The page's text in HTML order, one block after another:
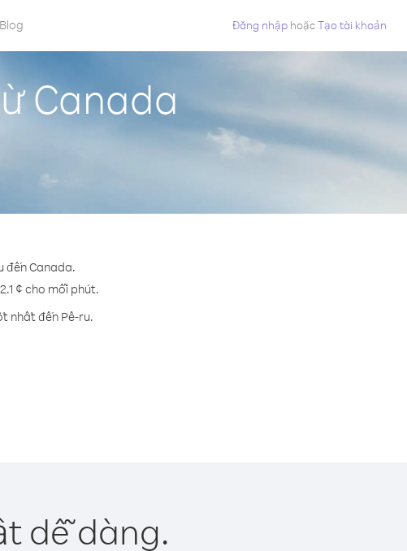
Blog Đăng nhập hoặcTạo tài khoản
Canada
đến Canada.
¢ cho mỗi phút.
nhất đến Pê-ru.
dễ dàng.